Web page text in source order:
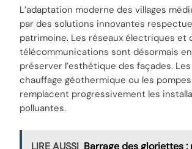
L’adaptation moderne des villages
par des solutions innovantes
patrimoine. Les réseaux électriques et
télécommunications sont désormais
préserver l’esthétique des façades.
chauffage géothermique ou les
remplacent progressivement les
polluantes.
LIRE AUSSI Barrage des gloriettes :